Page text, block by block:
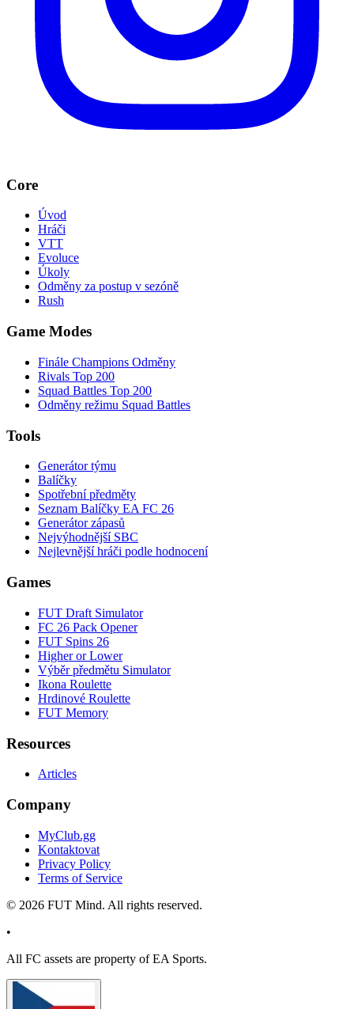
Core
Úvod
Hráči
VTT
Evoluce
Úkoly
Odměny za postup v sezóně
Rush
Game Modes
Finále Champions Odměny
Rivals Top 200
Squad Battles Top 200
Odměny režimu Squad Battles
Tools
Generátor týmu
Balíčky
Spotřební předměty
Seznam Balíčky EA FC 26
Generátor zápasů
Nejvýhodnější SBC
Nejlevnější hráči podle hodnocení
Games
FUT Draft Simulator
FC 26 Pack Opener
FUT Spins 26
Higher or Lower
Výběr předmětu Simulator
Ikona Roulette
Hrdinové Roulette
FUT Memory
Resources
Articles
Company
MyClub.gg
Kontaktovat
Privacy Policy
Terms of Service
© 2026 FUT Mind. All rights reserved.
•
All FC assets are property of EA Sports.